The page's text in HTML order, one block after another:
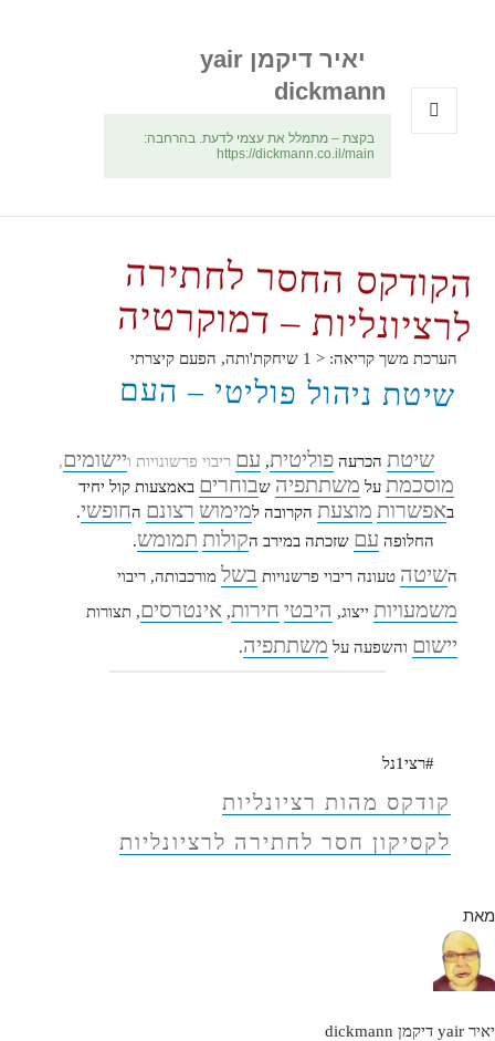
יאיר דיקמן yair
dickmann
בקצת – מתמלל את עצמי לדעת. בהרחבה:
https://dickmann.co.il/main
הקודקס החסר לחתירה
לרציונליות – דמוקרטיה
הערכת משך קריאה: < 1 שיחקת'ותה, הפעם קיצרתי
שיטת ניהול פוליטי – העם
שיטת הכרעהפוליטית, עם ריבוי פרשונויות ויישומים,
מוסכמת על משתתפיה שבוחרים באמצעות קול יחיד
באפשרות מוצעת הקרובה למימוש רצונם החופשי.
החלופה עם שזכתה במירב הקולות תמומש.
השיטה טעונה ריבוי פרשנויות בשל מורכבותה, ריבוי
משמעויות ייצוג, היבטי חירות,אינטרסים, תצורות
יישום והשפעה על משתתפיה.
#רצי1נל
קודקס מהות רציונליות
לקסיקון חסר לחתירה לרציונליות
מאת
יאיר yair דיקמן dickmann